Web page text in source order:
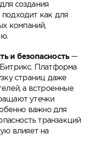
создания
как для
компаний,
и безопасность—
Платформа
страниц даже
а встроенные
утечки
важно для
транзакций
влияет на